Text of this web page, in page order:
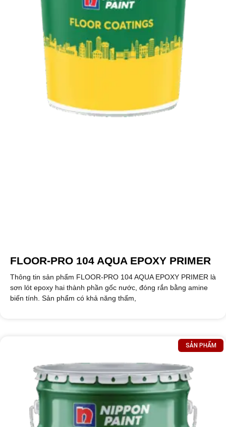
FLOOR-PRO 104 AQUA EPOXY PRIMER
Thông tin sản phẩm FLOOR-PRO 104 AQUA EPOXY PRIMER là
sơn lót epoxy hai thành phần gốc nước, đóng rắn bằng amine
biến tính. Sản phẩm có khả năng thấm,
SẢN PHẨM